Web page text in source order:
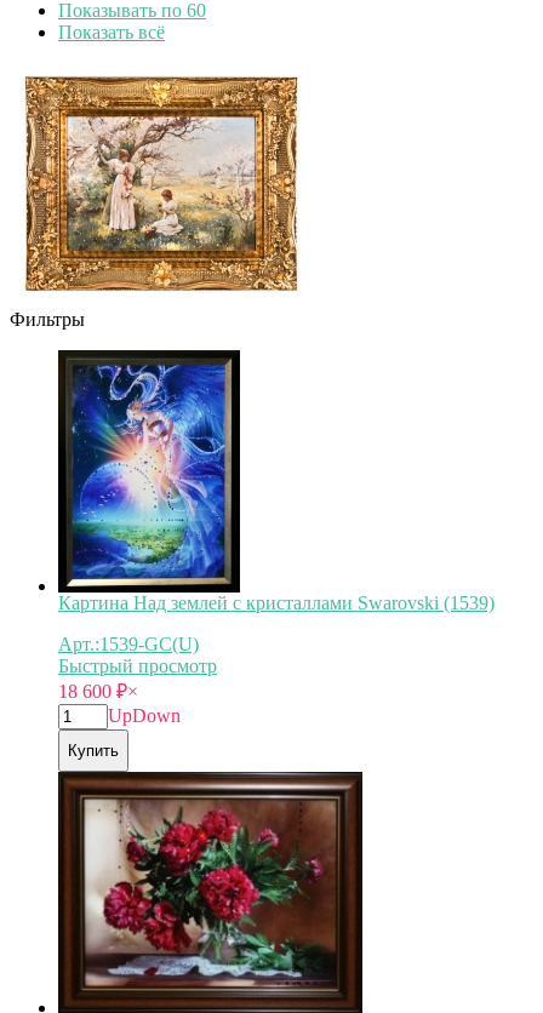
Показывать по 60
Показать всё
Фильтры
Картина Над землей с кристаллами Swarovski (1539)
Арт.:1539-GC(U)
Быстрый просмотр
18 600 ₽×
UpDown
Купить